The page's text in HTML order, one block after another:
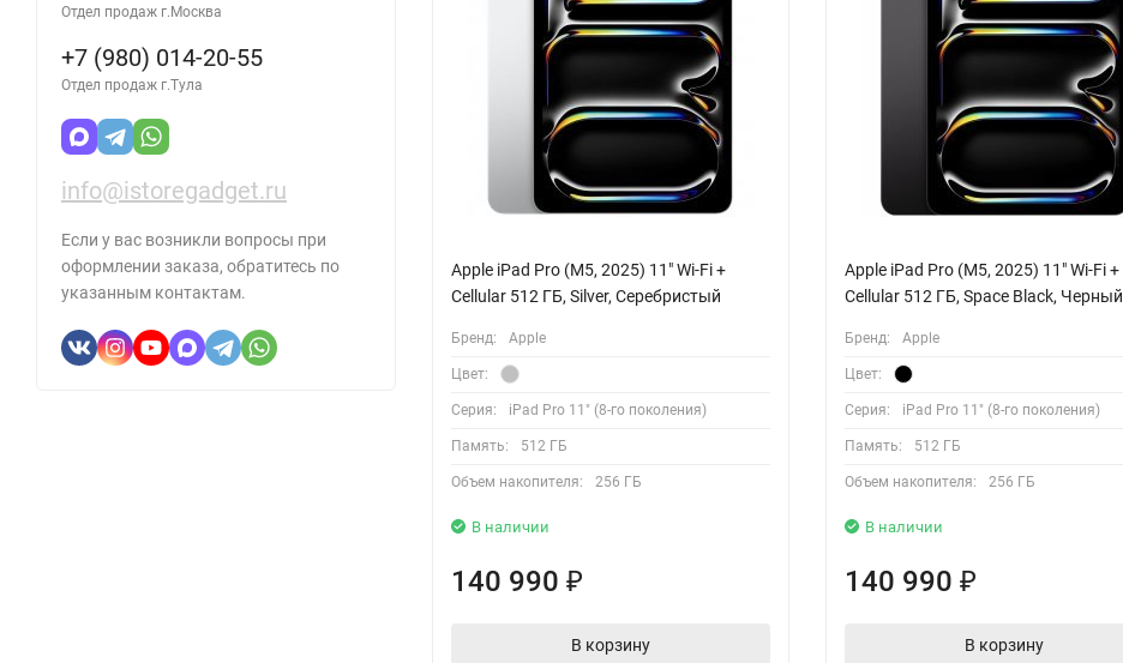
Отдел продаж г.Москва
+7 (980) 014-20-55
Отдел продаж г.Тула
info@istoregadget.ru
Если у вас возникли вопросы при
оформлении заказа, обратитесь по
указанным контактам.
Apple iPad Pro (M5, 2025) 11" Wi-Fi +
Cellular 512 ГБ, Silver, Серебристый
Бренд: Apple
Цвет:
Серия: iPad Pro 11" (8-го поколения)
Память: 512 ГБ
Объем накопителя: 256 ГБ
В наличии
140 990 ₽
В корзину
Apple iPad Pro (M5, 2025) 11" Wi-Fi +
Cellular 512 ГБ, Space Black, Черный
Бренд: Apple
Цвет:
Серия: iPad Pro 11" (8-го поколения)
Память: 512 ГБ
Объем накопителя: 256 ГБ
В наличии
140 990 ₽
В корзину